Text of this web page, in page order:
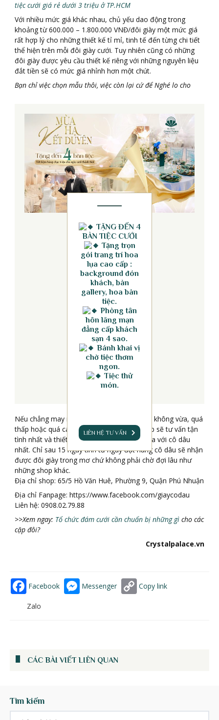
tiệc cưới giá rẻ dưới 3 triệu ở TP.HCM
Với nhiều mức giá khác nhau, chủ yếu dao động trong
khoảng từ 600.000 – 1.800.000 VNĐ/đôi giày một mức giá
rất hợp lý cho những thiết kế tỉ mỉ, tinh tế đến từng chi tiết
thể hiện trên mỗi đôi giày cưới. Tuy nhiên cũng có những
đôi giày được yêu cầu thiết kế riêng với những nguyên liệu
đắt tiền sẽ có mức giá nhỉnh hơn một chút.
Bạn chỉviệc chọn mẫu thôi, việc còn lại cứ đểNghé lo cho
TẶNG ĐẾN 4
BÀN TIỆC CƯỚI
Tặng trọn
gói trang trí hoa
lụa cao cấp :
background đón
khách, bàn
gallery, hoa bàn
tiệc.
Phòng tân
hôn lãng mạn
đẳng cấp khách
sạn 4 sao.
Bánh khai vị
chờ tiệc thơm
ngon.
Tiệc thử
món.
LIÊN HỆ TƯ VẤN
Nếu chẳng may những đôi giày cưới có sẵn không vừa, quá
thấp hoặc quá cao với các cô dâu, chủ shop sẽ tư vấn tận
tình nhất và thiết kế lại đôi giày ưng ý và vừa với cô dâu
nhất. Chỉ sau 15 ngày tính từ ngày đặt hàng cô dâu sẽ nhận
được đôi giày trong mơ chứ không phải chờ đợi lâu như
những shop khác.
Địa chỉ shop: 65/5 Hồ Văn Huê, Phường 9, Quận Phú Nhuận
Địa chỉ Fanpage: https://www.facebook.com/giaycodau
Liên hệ: 0908.02.79.88
>>Xem ngay: Tổ chức đám cưới cần chuẩn bị những gì cho các
cặp đôi?
Crystalpalace.vn
Facebook Messenger Copy link
Zalo
CÁC BÀI VIẾT LIÊN QUAN
Tìm kiếm